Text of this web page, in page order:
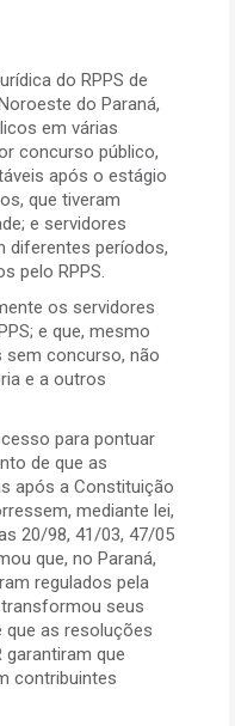
do RPPS de
do Paraná,
em várias
concurso público,
após o estágio
que tiveram
e servidores
diferentes períodos,
pelo RPPS.
os servidores
e que, mesmo
sem concurso, não
e a outros
para pontuar
de que as
após a Constituição
mediante lei,
20/98, 41/03, 47/05
que, no Paraná,
regulados pela
transformou seus
que as resoluções
que
contribuintes